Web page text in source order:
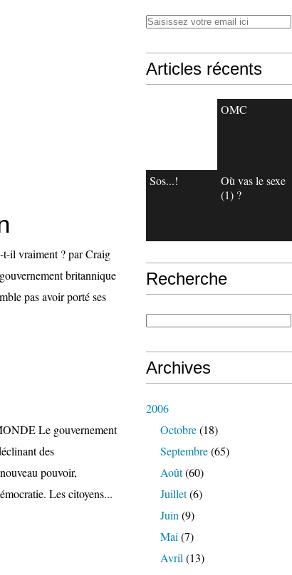
t-il vraiment ? par Craig
britannique
pas avoir porté ses
Le gouvernement
des
pouvoir,
Les citoyens...
Articles récents
OMC
Sos...!
Où vas le sexe
(1) ?
Recherche
Archives
2006
Octobre(18)
Septembre(65)
Août(60)
Juillet(6)
Juin (9)
Mai (7)
Avril (13)